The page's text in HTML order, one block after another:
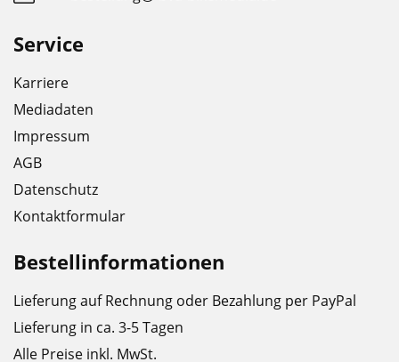
Service
Karriere
Mediadaten
Impressum
AGB
Datenschutz
Kontaktformular
Bestellinformationen
Lieferung auf Rechnung oder Bezahlung per PayPal
Lieferung in ca. 3-5 Tagen
Alle Preise inkl. MwSt.